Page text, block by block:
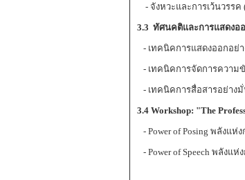
- จังหวะและการเว้นวรรค
3.3 ทัศนคติและการแสดงอ
- เทคนิคการแสดงออกอย่
- เทคนิคการจัดการความ
- เทคนิคการสื่อสารอย่างมั่
3.4 Workshop: "The
- Power of Posing พลังแห่
- Power of Speech พลังแห่